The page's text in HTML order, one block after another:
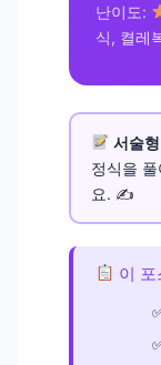
난이도:
식, 켤레
서술
정식을
요. ✍️
이